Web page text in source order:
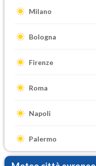
Milano
Bologna
Firenze
Roma
Napoli
Palermo